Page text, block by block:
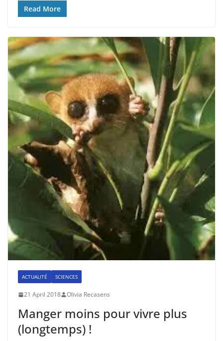
Read More
ACTUALITÉ SCIENCES
21 April 2018 Olivia Recasens
Manger moins pour vivre plus
(longtemps) !